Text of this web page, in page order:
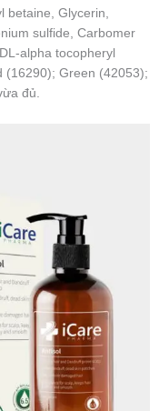
betaine, Glycerin,
sulfide, Carbomer
alpha tocopheryl
(16290); Green (42053);
đủ.